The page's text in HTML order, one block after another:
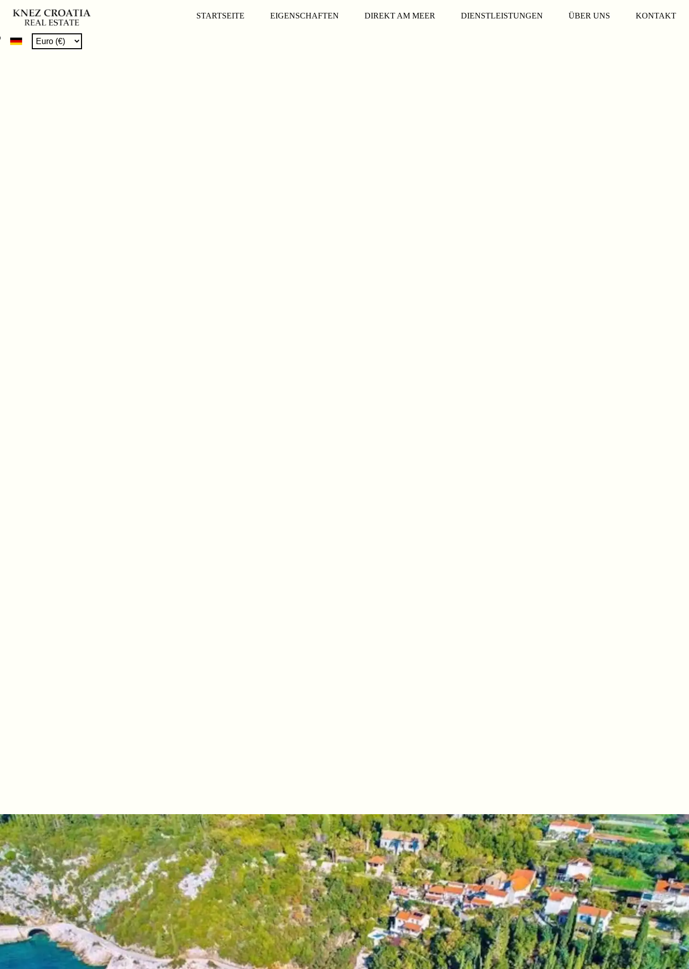
STARTSEITE EIGENSCHAFTEN DIREKT AM MEER DIENSTLEISTUNGEN ÜBER UNS KONTAKT